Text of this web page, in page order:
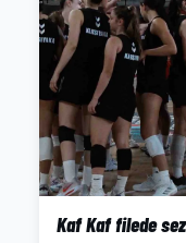
Kaf Kaf filede